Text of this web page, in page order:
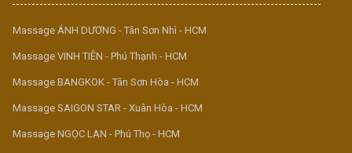
Massage ÁNH DƯƠNG - Tân Sơn Nhì - HCM
Massage VINH TIÊN - Phú Thạnh - HCM
Massage BANGKOK - Tân Sơn Hòa - HCM
Massage SAIGON STAR - Xuân Hòa - HCM
Massage NGỌC LAN - Phú Thọ - HCM